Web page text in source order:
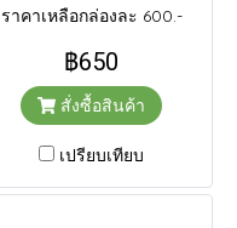
ราคาเหลือกล่องละ 600.-
฿650
สั่งซื้อสินค้า
เปรียบเทียบ